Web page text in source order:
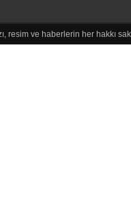
resim ve haberlerin her hakkı